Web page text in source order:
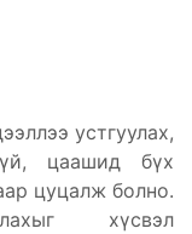
устгуулах,
цаашид бүх
цуцалж болно.
хүсвэл